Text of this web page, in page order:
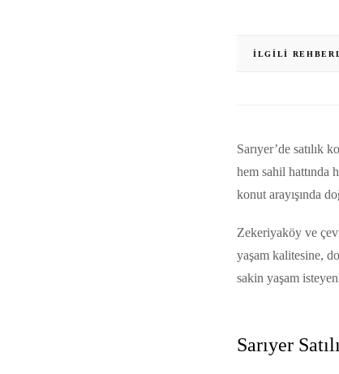
İLGILI
Sarıyer’de satılık
hem sahil hattında
konut arayışında
Zekeriyaköy ve
yaşam kalitesine,
sakin yaşam
Sarıyer